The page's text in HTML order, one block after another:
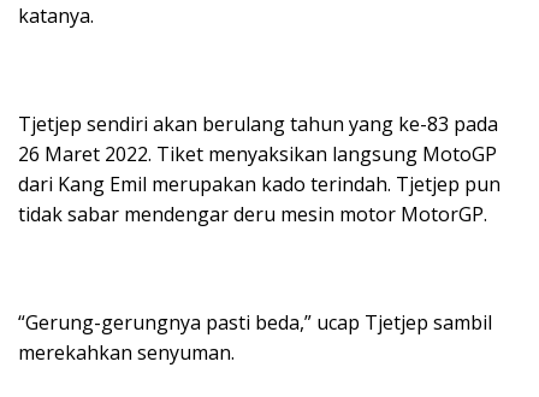
katanya.
Tjetjep sendiri akan berulang tahun yang ke-83 pada
26 Maret 2022. Tiket menyaksikan langsung MotoGP
dari Kang Emil merupakan kado terindah. Tjetjep pun
tidak sabar mendengar deru mesin motor MotorGP.
“Gerung-gerungnya pasti beda,” ucap Tjetjep sambil
merekahkan senyuman.